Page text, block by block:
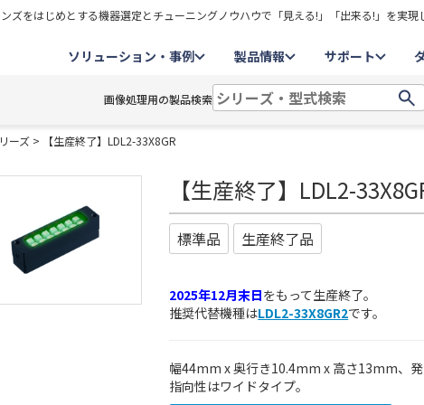
ズをはじめとする機器選定とチューニングノウハウで「見える!」「出来る!」を実現
ソリューション・事例 製品情報 サポート
画像処理用の製品検索
ーズ > 【生産終了】LDL2-33X8GR
【生産終了】LDL2-
標準品 生産終了品
2025年12月末日をもって生産終了。
推奨代替機種はLDL2-33X8GR2です。
幅44mm x 奥行き10.4mm x 高さ13mm、
指向性はワイドタイプ。